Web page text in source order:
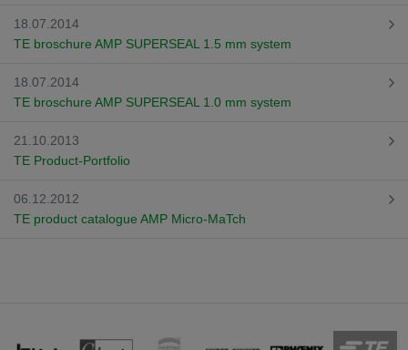
18.07.2014
TE broschure AMP SUPERSEAL 1.5 mm system
18.07.2014
TE broschure AMP SUPERSEAL 1.0 mm system
21.10.2013
TE Product-Portfolio
06.12.2012
TE product catalogue AMP Micro-MaTch